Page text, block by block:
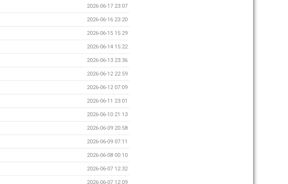
2026-06-17 23:07
2026-06-16 23:20
2026-06-15 15:29
2026-06-14 15:22
2026-06-13 23:36
2026-06-12 22:59
2026-06-12 07:09
2026-06-11 23:01
2026-06-10 21:13
2026-06-09 20:58
2026-06-09 07:11
2026-06-08 00:10
2026-06-07 12:32
2026-06-07 12:09